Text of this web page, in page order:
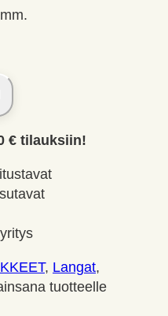
€ tilauksiin!
, Langat,
tuotteelle